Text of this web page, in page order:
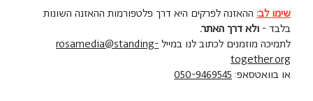
שימו לב: ההאזנה לפרקים היא דרך פלטפורמות ההאזנה השונות
בלבד - ולא דרך האתר.
לתמיכה מוזמנים לכתוב לנו במיילrosamedia@standing-
together.org
או בוואטסאפ: 050-9469545